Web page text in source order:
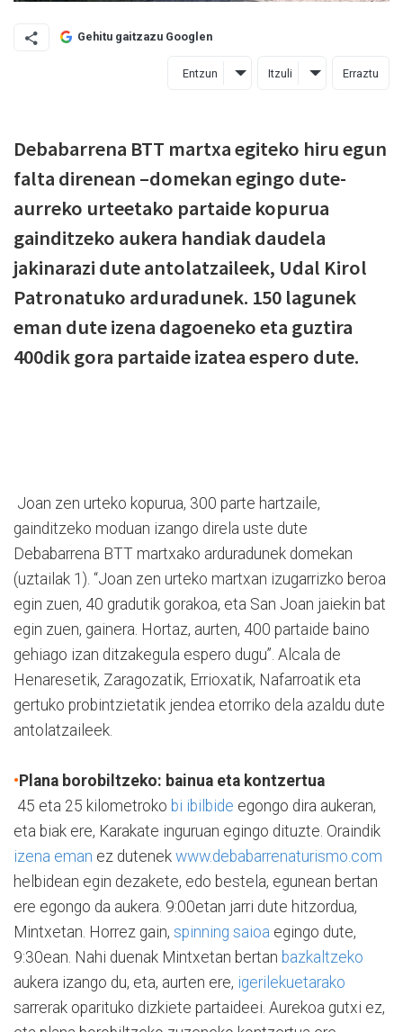
Gehitu gaitzazu Googlen
Entzun Itzuli Erraztu
Debabarrena BTT martxa egiteko hiru egun
falta direnean –domekan egingo dute-
aurreko urteetako partaide kopurua
gainditzeko aukera handiak daudela
jakinarazi dute antolatzaileek, Udal Kirol
Patronatuko arduradunek. 150 lagunek
eman dute izena dagoeneko eta guztira
400dik gora partaide izatea espero dute.
Joan zen urteko kopurua, 300 parte hartzaile,
gainditzeko moduan izango direla uste dute
Debabarrena BTT martxako arduradunek domekan
(uztailak 1). “Joan zen urteko martxan izugarrizko beroa
egin zuen, 40 gradutik gorakoa, eta San Joan jaiekin bat
egin zuen, gainera. Hortaz, aurten, 400 partaide baino
gehiago izan ditzakegula espero dugu”. Alcala de
Henaresetik, Zaragozatik, Errioxatik, Nafarroatik eta
gertuko probintzietatik jendea etorriko dela azaldu dute
antolatzaileek.
• Plana borobiltzeko: bainua eta kontzertua
45 eta 25 kilometroko bi ibilbide egongo dira aukeran,
eta biak ere, Karakate inguruan egingo dituzte. Oraindik
izena eman ez dutenek www.debabarrenaturismo.com
helbidean egin dezakete, edo bestela, egunean bertan
ere egongo da aukera. 9:00etan jarri dute hitzordua,
Mintxetan. Horrez gain, spinning saioa egingo dute,
9:30ean. Nahi duenak Mintxetan bertan bazkaltzeko
aukera izango du, eta, aurten ere, igerilekuetarako
sarrerak oparituko dizkiete partaideei. Aurekoa gutxi ez,